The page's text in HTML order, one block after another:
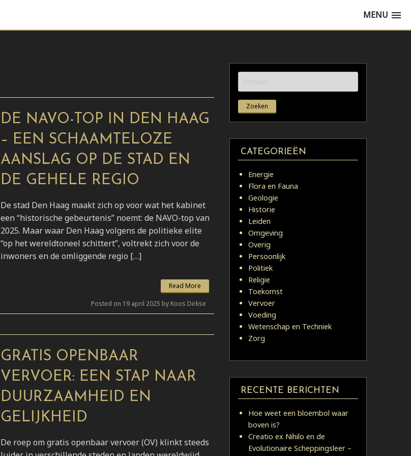
MENU
DE NAVO-TOP IN DEN HAAG
– EEN SCHAAMTELOZE
AANSLAG OP DE STAD EN
DE GEHELE REGIO
De stad Den Haag maakt zich op voor wat het kabinet
een “historische gebeurtenis” noemt: de NAVO-top van
2025. Maar waar Den Haag volgens de politieke elite
“op het wereldtoneel schittert”, voltrekt zich voor de
inwoners en de omliggende regio […]
Read More
Posted on 19 april 2025 by Koos Dirkse
GRATIS OPENBAAR
VERVOER: EEN STAP NAAR
DUURZAAMHEID EN
GELIJKHEID
De roep om gratis openbaar vervoer (OV) klinkt steeds
naar:
CATEGORIEËN
Energie
Flora en Fauna
Geologie
Historie
Leiden
Omgeving
Overig
Persoonlijk
Politiek
Religie
Toekomst
Vervoer
Voeding
Wetenschap en Techniek
Zorg
RECENTE BERICHTEN
Hoe weet een bloembol waar
boven is?
Creatio ex Nihilo en de
Evolutionaire Scheppingsleer –